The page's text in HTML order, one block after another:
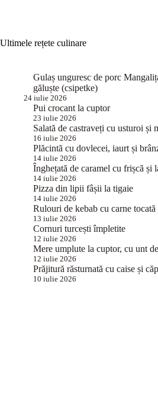
Ultimele rețete culinare
Gulaș unguresc de porc
găluște (csipetke)
24 iulie 2026
Pui crocant la cuptor
23 iulie 2026
Salată de castraveți cu usturoi și
16 iulie 2026
Plăcintă cu dovlecei, iaurt și
14 iulie 2026
Înghețată de caramel cu frișcă și
14 iulie 2026
Pizza din lipii fâșii la tigaie
14 iulie 2026
Rulouri de kebab cu carne tocată
13 iulie 2026
Cornuri turcești împletite
12 iulie 2026
Mere umplute la cuptor, cu unt
12 iulie 2026
Prăjitură răsturnată cu caise și
10 iulie 2026